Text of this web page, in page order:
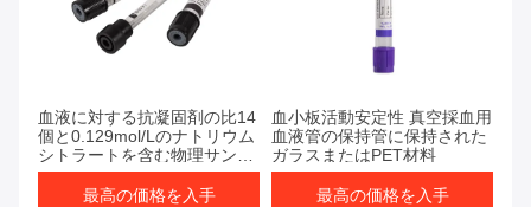
血液に対する抗凝固剤の比14
個と0.129mol/Lのナトリウム
シトラートを含む物理サンプ
ル
最高の価格を入手
血小板活動安定性 真空採血用
血液管の保持管に保持された
ガラスまたはPET材料
最高の価格を入手